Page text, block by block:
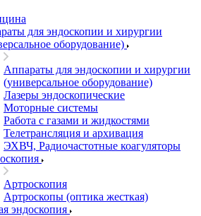
для эндоскопии и хирургии
оборудование)
Аппараты для эндоскопии и хирургии
(универсальное оборудование)
Лазеры эндоскопические
Моторные системы
Работа с газами и жидкостями
Телетрансляция и архивация
ЭХВЧ, Радиочастотные коагуляторы
Артроскопия
Артроскопы (оптика жесткая)
эндоскопия